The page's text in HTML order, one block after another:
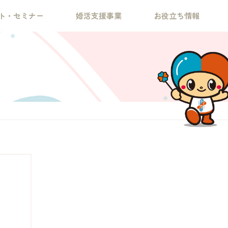
・セミナー 婚活支援事業 お役立ち情報